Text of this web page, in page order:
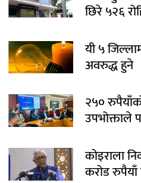
छिरे ५२६
यी ५
अवरुद्ध हुने
२५०
उपभोक्ताले
कोइराला
करोड